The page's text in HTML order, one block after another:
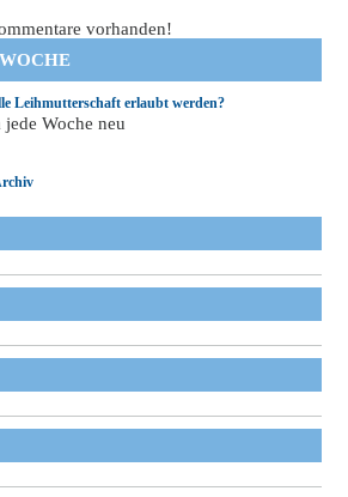
vorhanden!
Leihmutterschaft erlaubt werden?
Woche neu